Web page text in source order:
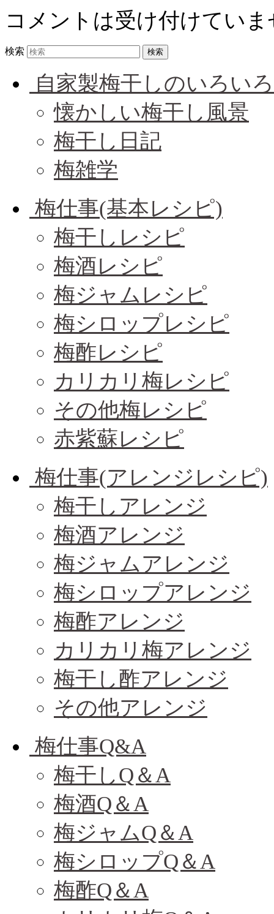
コメントは受け付けてい
検索
自家製梅干しのいろいろ
懐かしい梅干し風景
梅干し日記
梅雑学
梅仕事(基本レシピ)
梅干しレシピ
梅酒レシピ
梅ジャムレシピ
梅シロップレシピ
梅酢レシピ
カリカリ梅レシピ
その他梅レシピ
赤紫蘇レシピ
梅仕事(アレンジレシピ)
梅干しアレンジ
梅酒アレンジ
梅ジャムアレンジ
梅シロップアレンジ
梅酢アレンジ
カリカリ梅アレンジ
梅干し酢アレンジ
その他アレンジ
梅仕事Q&A
梅干しQ＆A
梅酒Q＆A
梅ジャムQ＆A
梅シロップQ＆A
梅酢Q＆A